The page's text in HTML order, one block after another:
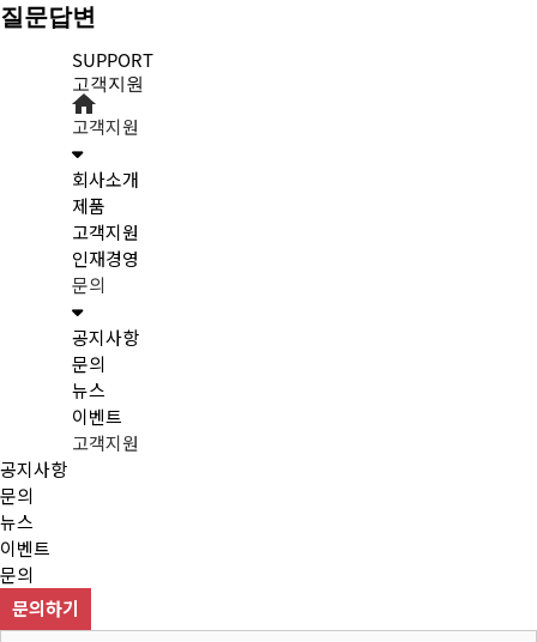
질문답변
SUPPORT
고객지원
고객지원
회사소개
제품
고객지원
인재경영
문의
공지사항
문의
뉴스
이벤트
고객지원
공지사항
문의
뉴스
이벤트
문의
문의하기